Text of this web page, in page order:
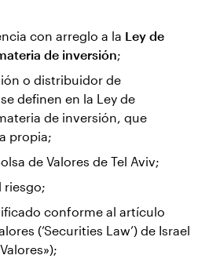
con arreglo a la Ley de
de inversión;
o distribuidor de
definen en la Ley de
de inversión, que
propia;
de Valores de Tel Aviv;
riesgo;
conforme al artículo
(‘Securities Law’) de Israel